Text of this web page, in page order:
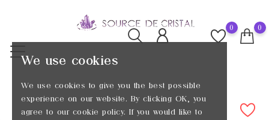
We use cookies
We use cookies to give you the best possible
experience on our website. By clicking OK, you
agree to our cookie policy. If you would like to
0
0